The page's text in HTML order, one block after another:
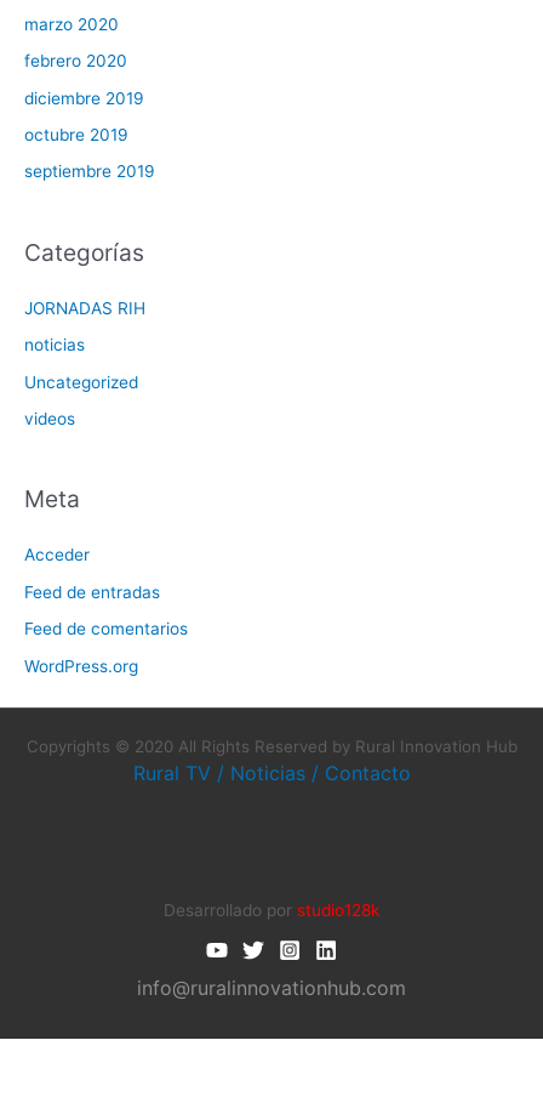
marzo 2020
febrero 2020
diciembre 2019
octubre 2019
septiembre 2019
Categorías
JORNADAS RIH
noticias
Uncategorized
videos
Meta
Acceder
Feed de entradas
Feed de comentarios
WordPress.org
Copyrights © 2020 All Rights Reserved by Rural Innovation Hub
Rural TV / Noticias / Contacto
Desarrollado por studio128k
info@ruralinnovationhub.com